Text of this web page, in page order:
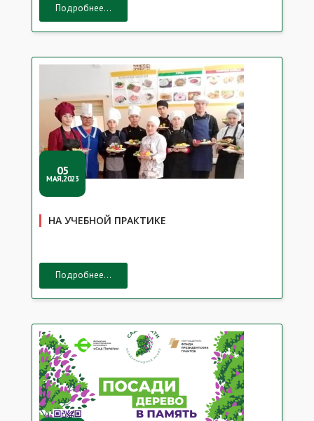
Подробнее...
05
МАЯ,2023
НА УЧЕБНОЙ ПРАКТИКЕ
Подробнее...